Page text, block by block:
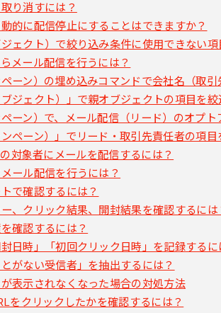
り消すには？
的に配信停止にすることはできますか？
ェクト）で絞り込み条件に使用できない項
メール配信を行うには？
ーン）の埋め込みコマンドで会社名（取
ブジェクト）」で親オブジェクトの項目を
ーン）で、メール配信（リード）のオプ
ンペーン）」でリード・取引先責任者の項
対象者にメールを配信するには？
ール配信を行うには？
で確認するには？
、クリック結果、開封結果を確認するには
確認するには？
日時」「初回クリック日時」を記録するに
がない受信者」を抽出するには？
表示されなくなった場合の対処方法
をクリックしたかを確認するには？